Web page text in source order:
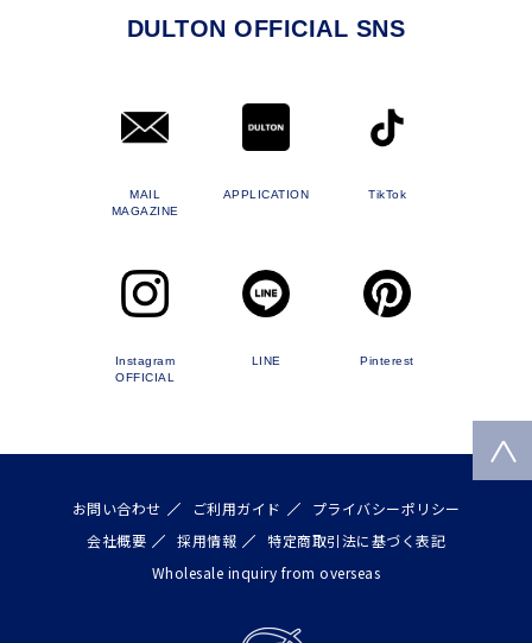
DULTON OFFICIAL SNS
MAIL
MAGAZINE
APPLICATION TikTok
Instagram
OFFICIAL
LINE Pinterest
お問い合わせ ご利用ガイド
プライバシーポリシー
会社概要
採用情報
特定商取引法に基づく表記
Wholesale inquiry from overseas